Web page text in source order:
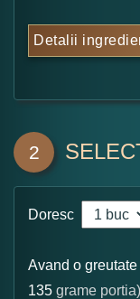
Detalii
2
Doresc
Avand o greutate
135 grame portia)